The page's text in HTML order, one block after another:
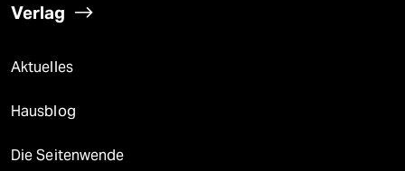
Verlag
Aktuelles
Hausblog
Die Seitenwende